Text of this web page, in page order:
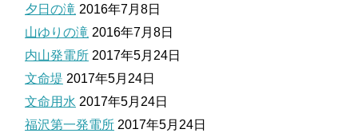
夕日の滝 2016年7月8日
山ゆりの滝 2016年7月8日
内山発電所 2017年5月24日
文命堤 2017年5月24日
文命用水 2017年5月24日
福沢第一発電所 2017年5月24日